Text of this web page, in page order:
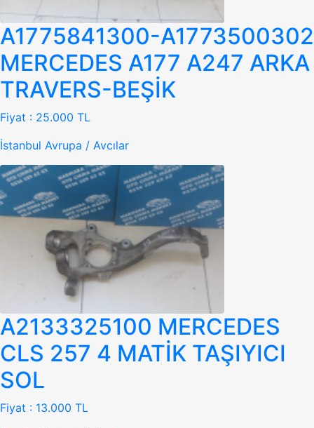
A1775841300-A1773500302
MERCEDES A177 A247 ARKA
TRAVERS-BEŞİK
Fiyat : 25.000 TL
İstanbul Avrupa / Avcılar
A2133325100 MERCEDES
CLS 257 4 MATİK TAŞIYICI
SOL
Fiyat : 13.000 TL